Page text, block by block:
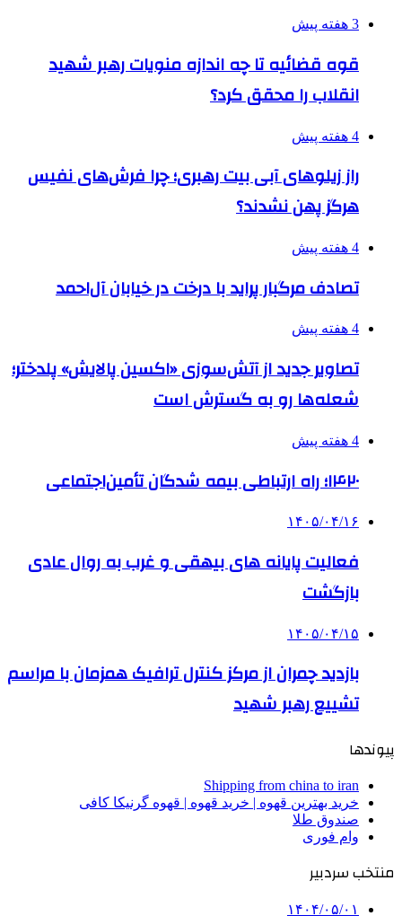
3 هفته پیش
قوه قضائیه تا چه اندازه منویات رهبر شهید
انقلاب را محقق کرد؟
4 هفته پیش
راز زیلوهای آبی بیت رهبری؛ چرا فرش‌های نفیس
هرگز پهن نشدند؟
4 هفته پیش
تصادف مرگبار پراید با درخت در خیابان آل‌احمد
4 هفته پیش
تصاویر جدید از آتش‌سوزی «اکسین پالایش» پلدختر؛
شعله‌ها رو به گسترش است
4 هفته پیش
۱۴۲۰؛ راه ارتباطی بیمه شدگان تأمین‌اجتماعی
۱۴۰۵/۰۴/۱۶
فعالیت پایانه های بیهقی و غرب به روال عادی
بازگشت
۱۴۰۵/۰۴/۱۵
بازدید چمران از مرکز کنترل ترافیک همزمان با مراسم
تشییع رهبر شهید
پیوندها
Shipping from china to iran
خرید بهترین قهوه | خرید قهوه | قهوه گرنیکا کافی
صندوق طلا
وام فوری
منتخب سردبیر
۱۴۰۴/۰۵/۰۱